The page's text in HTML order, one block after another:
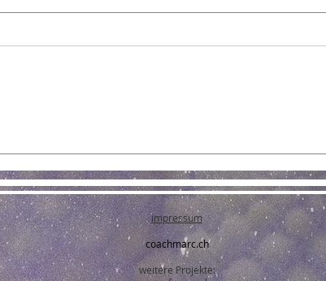
Freier Wille, Verteidung,
Moral
impressum
coachmarc.ch
weitere Projekte: